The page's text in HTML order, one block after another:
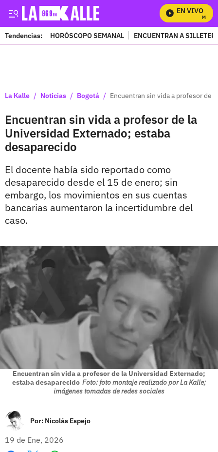
EN VIVO
Mira
Tendencias: HORÓSCOPO SEMANAL ENCUENTRAN A
La Kalle / Noticias / Bogotá / Encuentran sin vida a profesor de
Encuentran sin vida a profesor de la
Universidad Externado; estaba
desaparecido
El docente había sido reportado como
desaparecido desde el 15 de enero; sin
embargo, los movimientos en sus cuentas
bancarias aumentaron la incertidumbre del
caso.
Encuentran sin vida a profesor de la Universidad Externado;
estaba desaparecido Foto: foto montaje realizado por La Kalle;
imágenes tomadas de redes sociales
Por: Nicolás Espejo
19 de Ene, 2026